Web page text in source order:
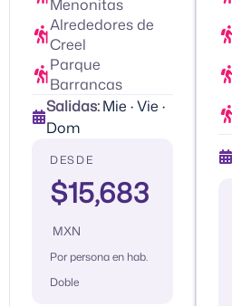
Menonitas
Alrededores de
Creel
Parque
Barrancas
Salidas:Mie · Vie ·
Dom
DESDE
$15,683
MXN
Por persona en hab.
Doble